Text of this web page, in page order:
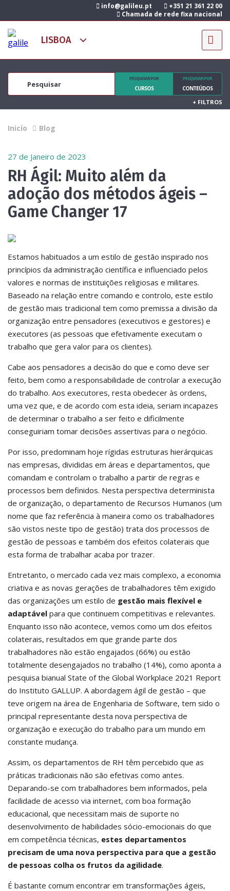
info@galileu.pt
+351 21 361 22 00
Chamada de rede fixa nacional
PESQUISAR POR
CURSOS
PESQUISAR POR
CONTEÚDOS
+ FILTROS
Inicío Blog
27 de Janeiro de 2023
RH Ágil: Muito além da
adoção dos métodos ágeis –
Game Changer 17
Estamos habituados a um estilo de gestão inspirado nos
princípios da administração científica e influenciado pelos
valores e normas de instituições religiosas e militares.
Baseado na relação entre comando e controlo, este estilo
de gestão mais tradicional tem como premissa a divisão da
organização entre pensadores (executivos e gestores) e
executores (as pessoas que efetivamente executam o
trabalho que gera valor para os clientes).
Cabe aos pensadores a decisão do que e como deve ser
feito, bem como a responsabilidade de controlar a execução
do trabalho. Aos executores, resta obedecer às ordens,
uma vez que, e de acordo com esta ideia, seriam incapazes
de determinar o trabalho a ser feito e dificilmente
conseguiriam tomar decisões assertivas para o negócio.
Por isso, predominam hoje rígidas estruturas hierárquicas
nas empresas, divididas em áreas e departamentos, que
comandam e controlam o trabalho a partir de regras e
processos bem definidos. Nesta perspectiva determinista
de organização, o departamento de Recursos Humanos (um
nome que faz referência à maneira como os trabalhadores
são vistos neste tipo de gestão) trata dos processos de
gestão de pessoas e também dos efeitos colaterais que
esta forma de trabalhar acaba por trazer.
Entretanto, o mercado cada vez mais complexo, a economia
criativa e as novas gerações de trabalhadores têm exigido
das organizações um estilo de gestão mais flexível e
adaptável para que continuem competitivas e relevantes.
Enquanto isso não acontece, vemos como um dos efeitos
colaterais, resultados em que grande parte dos
trabalhadores não estão engajados (66%) ou estão
totalmente desengajados no trabalho (14%), como aponta a
pesquisa bianual State of the Global Workplace 2021 Report
do Instituto GALLUP. A abordagem ágil de gestão – que
teve origem na área de Engenharia de Software, tem sido o
principal representante desta nova perspectiva de
organização e execução do trabalho para um mundo em
constante mudança.
Assim, os departamentos de RH têm percebido que as
práticas tradicionais não são efetivas como antes.
Deparando-se com trabalhadores bem informados, pela
facilidade de acesso via internet, com boa formação
educacional, que necessitam mais de suporte no
desenvolvimento de habilidades sócio-emocionais do que
em competência técnicas, estes departamentos
precisam de uma nova perspectiva para que a gestão
de pessoas colha os frutos da agilidade.
É bastante comum encontrar em transformações ágeis,